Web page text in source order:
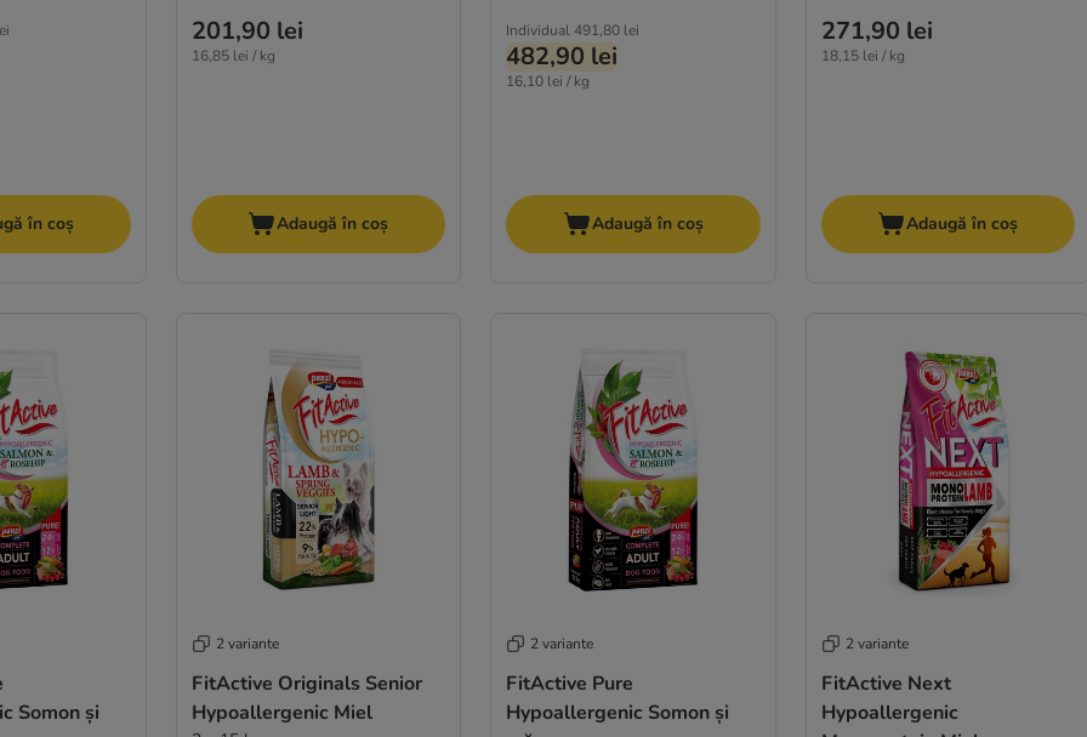
în coș
201,90 lei
16,85 lei / kg
Adaugă în coș
Individual491,80 lei
482,90 lei
16,10 lei / kg
Adaugă în coș
271,90 lei
18,15 lei / kg
Adaugă în coș
Somon și
2 variante
FitActive Originals Senior
Hypoallergenic Miel
2 variante
FitActive Pure
Hypoallergenic Somon și
2 variante
FitActive Next
Hypoallergenic